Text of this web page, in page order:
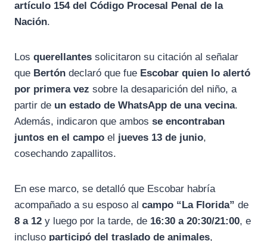
artículo 154 del Código Procesal Penal de la
Nación.
Los querellantes solicitaron su citación al señalar
que Bertón declaró que fue Escobar quien lo alertó
por primera vez sobre la desaparición del niño, a
partir de un estado de WhatsApp de una vecina.
Además, indicaron que ambos se encontraban
juntos en el campo el jueves 13 de junio,
cosechando zapallitos.
En ese marco, se detalló que Escobar habría
acompañado a su esposo al campo “La Florida” de
8 a 12 y luego por la tarde, de 16:30 a 20:30/21:00, e
incluso participó del traslado de animales,